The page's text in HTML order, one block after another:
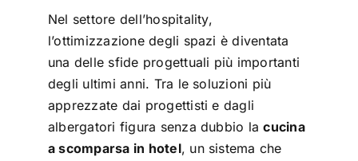
Nel settore dell’hospitality,
l’ottimizzazione degli spazi è diventata
una delle sfide progettuali più importanti
degli ultimi anni. Tra le soluzioni più
apprezzate dai progettisti e dagli
albergatori figura senza dubbio lacucina
a scomparsa in hotel, un sistema che